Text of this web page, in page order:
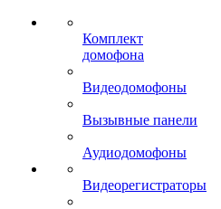
Комплект
домофона
Видеодомофоны
Вызывные панели
Аудиодомофоны
Видеорегистраторы